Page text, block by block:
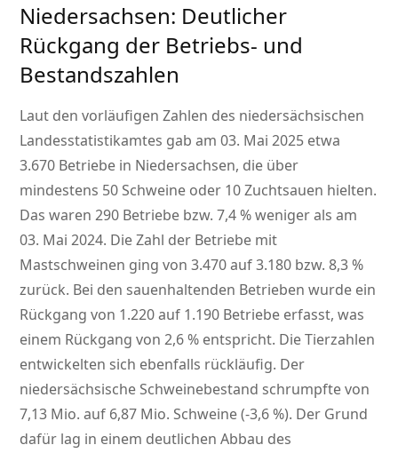
Niedersachsen: Deutlicher
Rückgang der Betriebs- und
Bestandszahlen
Laut den vorläufigen Zahlen des niedersächsischen
Landesstatistikamtes gab am 03. Mai 2025 etwa
3.670 Betriebe in Niedersachsen, die über
mindestens 50 Schweine oder 10 Zuchtsauen hielten.
Das waren 290 Betriebe bzw. 7,4 % weniger als am
03. Mai 2024. Die Zahl der Betriebe mit
Mastschweinen ging von 3.470 auf 3.180 bzw. 8,3 %
zurück. Bei den sauenhaltenden Betrieben wurde ein
Rückgang von 1.220 auf 1.190 Betriebe erfasst, was
einem Rückgang von 2,6 % entspricht. Die Tierzahlen
entwickelten sich ebenfalls rückläufig. Der
niedersächsische Schweinebestand schrumpfte von
7,13 Mio. auf 6,87 Mio. Schweine (-3,6 %). Der Grund
dafür lag in einem deutlichen Abbau des